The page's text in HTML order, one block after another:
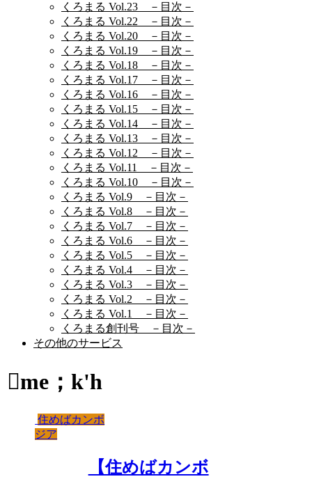
くろまる Vol.23 －目次－
くろまる Vol.22 －目次－
くろまる Vol.20 －目次－
くろまる Vol.19 －目次－
くろまる Vol.18 －目次－
くろまる Vol.17 －目次－
くろまる Vol.16 －目次－
くろまる Vol.15 －目次－
くろまる Vol.14 －目次－
くろまる Vol.13 －目次－
くろまる Vol.12 －目次－
くろまる Vol.11 －目次－
くろまる Vol.10 －目次－
くろまる Vol.9 －目次－
くろまる Vol.8 －目次－
くろまる Vol.7 －目次－
くろまる Vol.6 －目次－
くろまる Vol.5 －目次－
くろまる Vol.4 －目次－
くろまる Vol.3 －目次－
くろまる Vol.2 －目次－
くろまる Vol.1 －目次－
くろまる創刊号 －目次－
その他のサービス
me；k'h
住めばカンボ
ジア
【住めばカンボ